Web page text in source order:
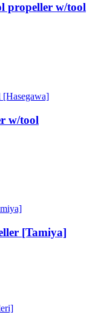
propeller w/tool
w/tool
[Tamiya]